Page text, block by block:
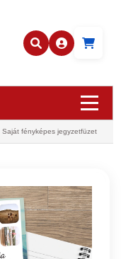
Saját fényképes jegyzetfüzet